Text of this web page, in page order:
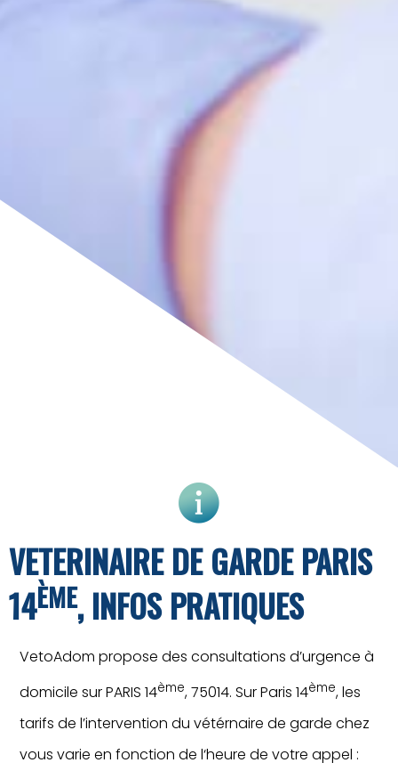
VETERINAIRE DE GARDE PARIS
14ÈME, INFOS PRATIQUES
VetoAdom propose des consultations d’urgence à
domicile sur PARIS 14ème, 75014. Sur Paris 14ème, les
tarifs de l’intervention du vétérnaire de garde chez
vous varie en fonction de l‘heure de votre appel :